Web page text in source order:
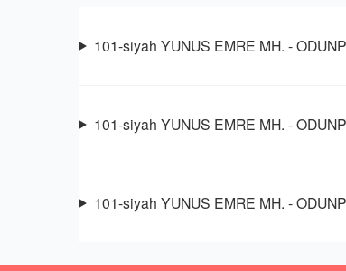
101-siyah YUNUS EMRE MH. -
101-siyah YUNUS EMRE MH. -
101-siyah YUNUS EMRE MH. -